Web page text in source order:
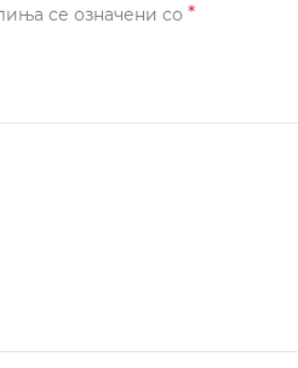
се означени со *